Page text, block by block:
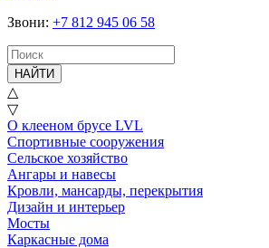
Звони: +7 812 945 06 58
НАЙТИ
△
▽
О клееном брусе LVL
Спортивные сооружения
Сельское хозяйство
Ангары и навесы
Кровли, мансарды, перекрытия
Дизайн и интерьер
Мосты
Каркасные дома